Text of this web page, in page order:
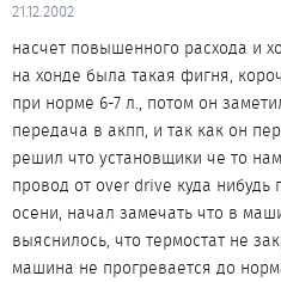
21.12.2002
насчет повышенного расхода и
на хонде была такая фигня,
при норме 6-7 л., потом он
передача в акпп, и так как он
решил что установщики че то
провод от over drive куда
осени, начал замечать что в
выяснилось, что термостат не
машина не прогревается до